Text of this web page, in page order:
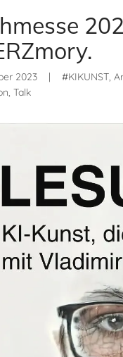
2023 |
#KIKUNST,
Talk